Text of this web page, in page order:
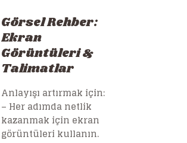
Görsel Rehber:
Ekran
Görüntüleri &
Talimatlar
Anlayışı artırmak için:
– Her adımda netlik
kazanmak için ekran
görüntüleri kullanın.